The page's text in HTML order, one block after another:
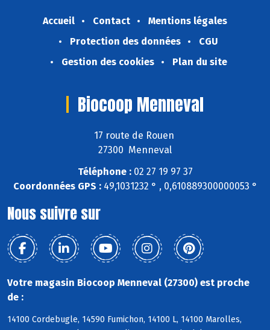
Accueil Contact
Mentions légales
Protection des données
CGU
Gestion des cookies
Plan du site
Biocoop Menneval
17 route de Rouen
27300 Menneval
Téléphone :02 27 19 97 37
Coordonnées GPS :49,1031232 ° , 0,610889300000053 °
Nous suivre sur
Votre magasin Biocoop Menneval (27300) est proche
de :
14100 Cordebugle, 14590 Fumichon, 14100 L, 14100 Marolles,